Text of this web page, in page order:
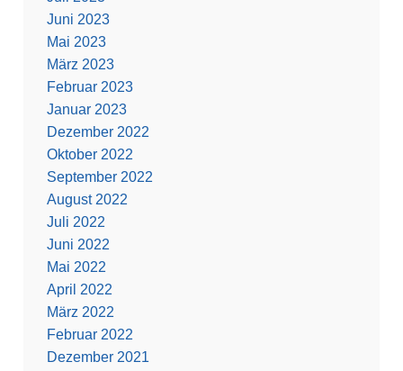
Juni 2023
Mai 2023
März 2023
Februar 2023
Januar 2023
Dezember 2022
Oktober 2022
September 2022
August 2022
Juli 2022
Juni 2022
Mai 2022
April 2022
März 2022
Februar 2022
Dezember 2021